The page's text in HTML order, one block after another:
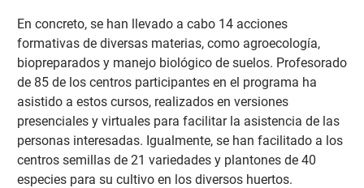
En concreto, se han llevado a cabo 14 acciones
formativas de diversas materias, como agroecología,
biopreparados y manejo biológico de suelos. Profesorado
de 85 de los centros participantes en el programa ha
asistido a estos cursos, realizados en versiones
presenciales y virtuales para facilitar la asistencia de las
personas interesadas. Igualmente, se han facilitado a los
centros semillas de 21 variedades y plantones de 40
especies para su cultivo en los diversos huertos.